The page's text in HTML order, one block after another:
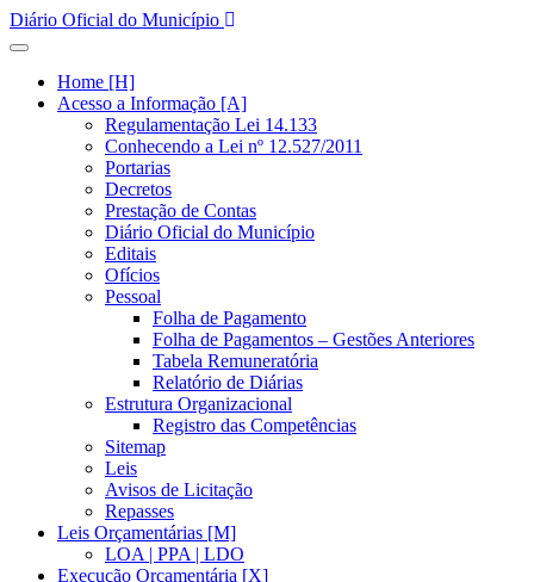
Diário Oficial do Município
Home [H]
Acesso a Informação [A]
Regulamentação Lei 14.133
Conhecendo a Lei nº 12.527/2011
Portarias
Decretos
Prestação de Contas
Diário Oficial do Município
Editais
Ofícios
Pessoal
Folha de Pagamento
Folha de Pagamentos – Gestões Anteriores
Tabela Remuneratória
Relatório de Diárias
Estrutura Organizacional
Registro das Competências
Sitemap
Leis
Avisos de Licitação
Repasses
Leis Orçamentárias [M]
LOA | PPA | LDO
Execução Orçamentária [X]